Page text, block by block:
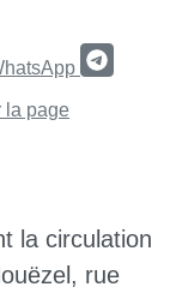
la page
la circulation
rue